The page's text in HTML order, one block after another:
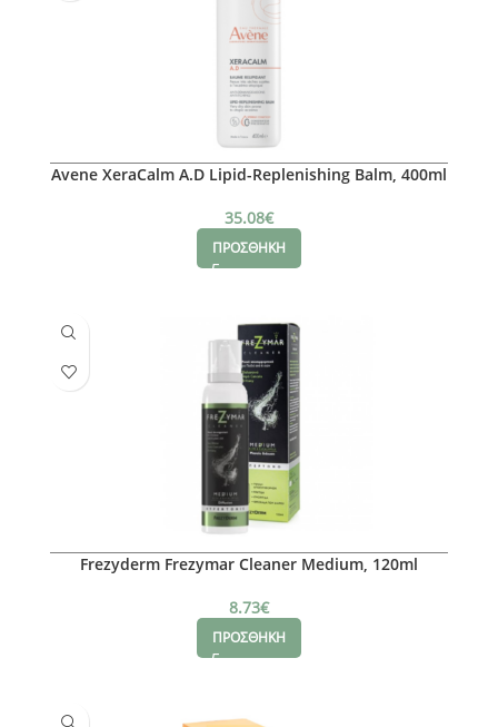
Avene XeraCalm A.D Lipid-Replenishing Balm, 400ml
35.08€
ΠΡΟΣΘΗΚΗ
Frezyderm Frezymar Cleaner Medium, 120ml
8.73€
ΠΡΟΣΘΗΚΗ